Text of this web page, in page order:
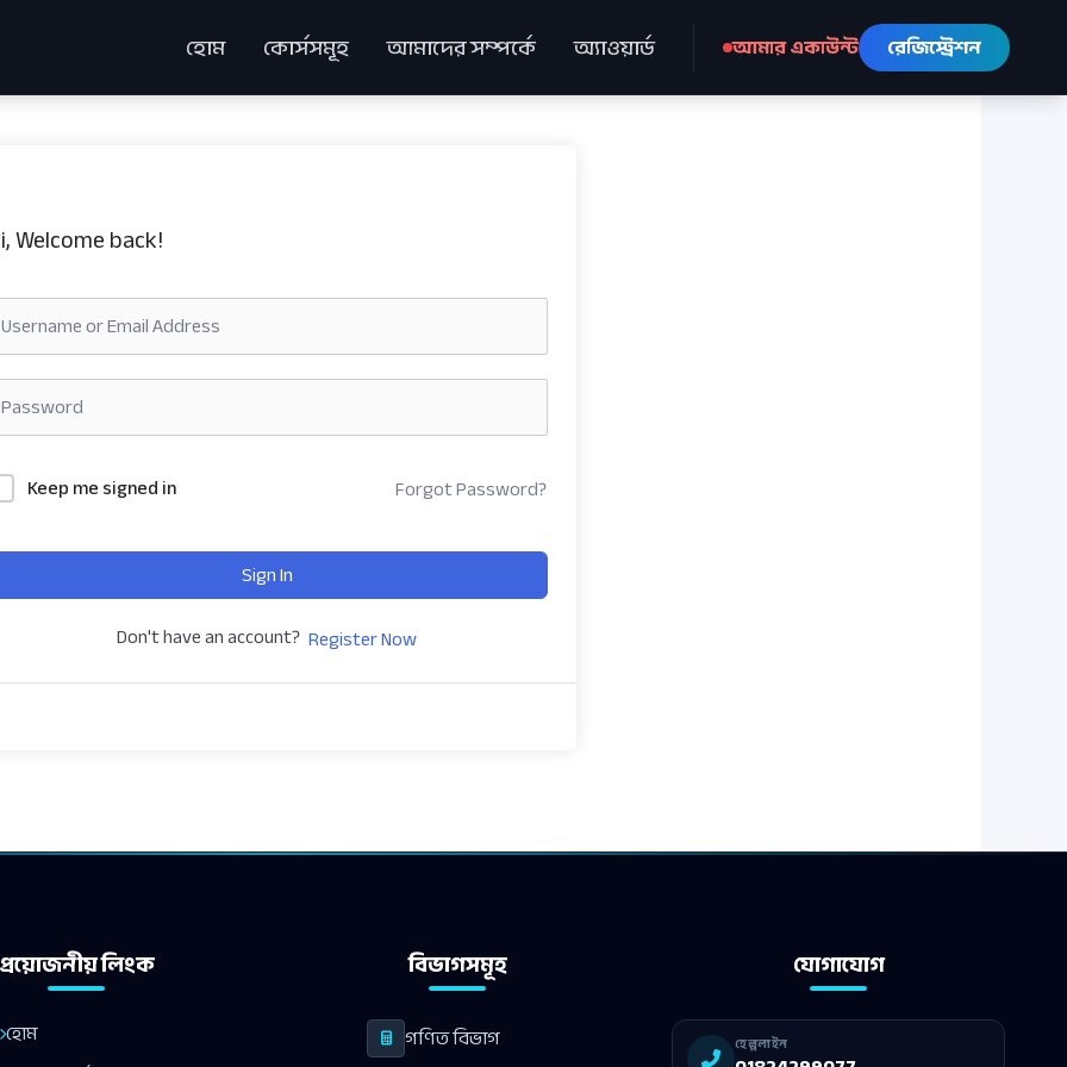
হোম কোর্সসমূহ আমাদের সম্পর্কে অ্যাওয়ার্ড আমার একাউন্ট রেজিস্ট্রেশন
Welcome back!
Keep me signed in Forgot Password?
Sign In
Don't have an account? Register Now
প্রয়োজনীয় লিংক
হোম
বিভাগসমূহ
গণিত বিভাগ
যোগাযোগ
হেল্পলাইন